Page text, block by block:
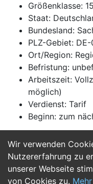
Wir verwenden
Nutzererfahrung zu
unserer Webseite
von Cookies zu.
Größenklasse:
Staat:
Bundesland:
PLZ-Gebiet: DE-
Ort/Region:
Befristung:
Arbeitszeit:
möglich)
Verdienst: Tarif
Beginn: zum